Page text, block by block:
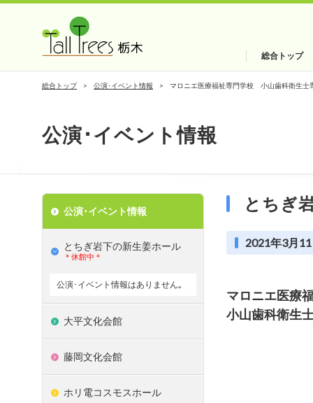
総合トップ
総合トップ 公演･イベント情報 マロニエ医療福祉専門学校 小山歯科衛生
公演･イベント情報
とちぎ
2021年3月
マロニエ医療
小山歯科衛
公演･イベント情報
とちぎ岩下の新⽣姜ホール
＊休館中＊
公演･イベント情報はありません｡
大平文化会館
藤岡文化会館
ホリ電コスモスホール